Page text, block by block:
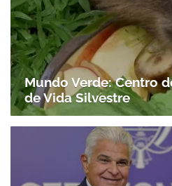
Mundo Verde: Centro
de Vida Silvestre